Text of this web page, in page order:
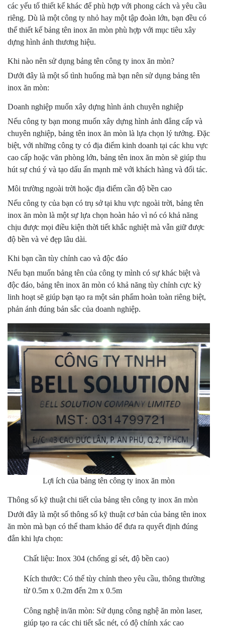
các yếu tố thiết kế khác để phù hợp với phong cách và yêu cầu
riêng. Dù là một công ty nhỏ hay một tập đoàn lớn, bạn đều có
thể thiết kế bảng tên inox ăn mòn phù hợp với mục tiêu xây
dựng hình ảnh thương hiệu.
Khi nào nên sử dụng bảng tên công ty inox ăn mòn?
Dưới đây là một số tình huống mà bạn nên sử dụng bảng tên
inox ăn mòn:
Doanh nghiệp muốn xây dựng hình ảnh chuyên nghiệp
Nếu công ty bạn mong muốn xây dựng hình ảnh đẳng cấp và
chuyên nghiệp, bảng tên inox ăn mòn là lựa chọn lý tưởng. Đặc
biệt, với những công ty có địa điểm kinh doanh tại các khu vực
cao cấp hoặc văn phòng lớn, bảng tên inox ăn mòn sẽ giúp thu
hút sự chú ý và tạo dấu ấn mạnh mẽ với khách hàng và đối tác.
Môi trường ngoài trời hoặc địa điểm cần độ bền cao
Nếu công ty của bạn có trụ sở tại khu vực ngoài trời, bảng tên
inox ăn mòn là một sự lựa chọn hoàn hảo vì nó có khả năng
chịu được mọi điều kiện thời tiết khắc nghiệt mà vẫn giữ được
độ bền và vẻ đẹp lâu dài.
Khi bạn cần tùy chỉnh cao và độc đáo
Nếu bạn muốn bảng tên của công ty mình có sự khác biệt và
độc đáo, bảng tên inox ăn mòn có khả năng tùy chỉnh cực kỳ
linh hoạt sẽ giúp bạn tạo ra một sản phẩm hoàn toàn riêng biệt,
phản ánh đúng bản sắc của doanh nghiệp.
Lợi ích của bảng tên công ty inox ăn mòn
Thông số kỹ thuật chi tiết của bảng tên công ty inox ăn mòn
Dưới đây là một số thông số kỹ thuật cơ bản của bảng tên inox
ăn mòn mà bạn có thể tham khảo để đưa ra quyết định đúng
đắn khi lựa chọn:
Chất liệu: Inox 304 (chống gỉ sét, độ bền cao)
Kích thước: Có thể tùy chỉnh theo yêu cầu, thông thường
từ 0.5m x 0.2m đến 2m x 0.5m
Công nghệ in/ăn mòn: Sử dụng công nghệ ăn mòn laser,
giúp tạo ra các chi tiết sắc nét, có độ chính xác cao